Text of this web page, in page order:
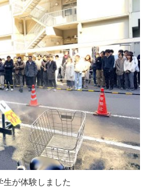
生が体験しました